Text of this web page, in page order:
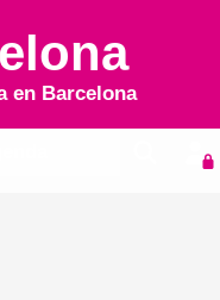
en Barcelona